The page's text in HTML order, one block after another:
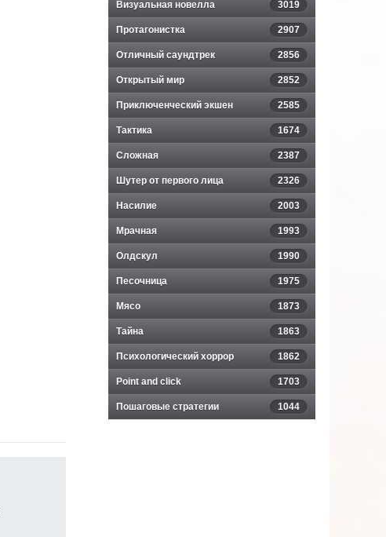
Визуальная новелла 3019
Протагонистка 2907
Отличный саундтрек 2856
Открытый мир 2852
Приключенческий экшен 2585
Тактика 1674
Сложная 2387
Шутер от первого лица 2326
Насилие 2003
Мрачная 1993
Олдскул 1990
Песочница 1975
Мясо 1873
Тайна 1863
Психологический хоррор 1862
Point and click 1703
Пошаговые стратегии 1044